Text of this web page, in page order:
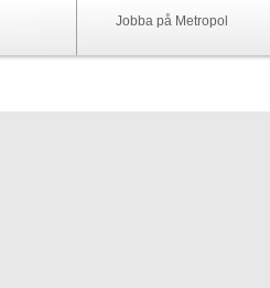
Jobba på Metropol